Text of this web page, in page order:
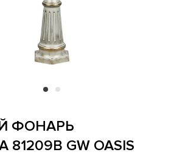
ФОНАРЬ
81209B GW OASIS